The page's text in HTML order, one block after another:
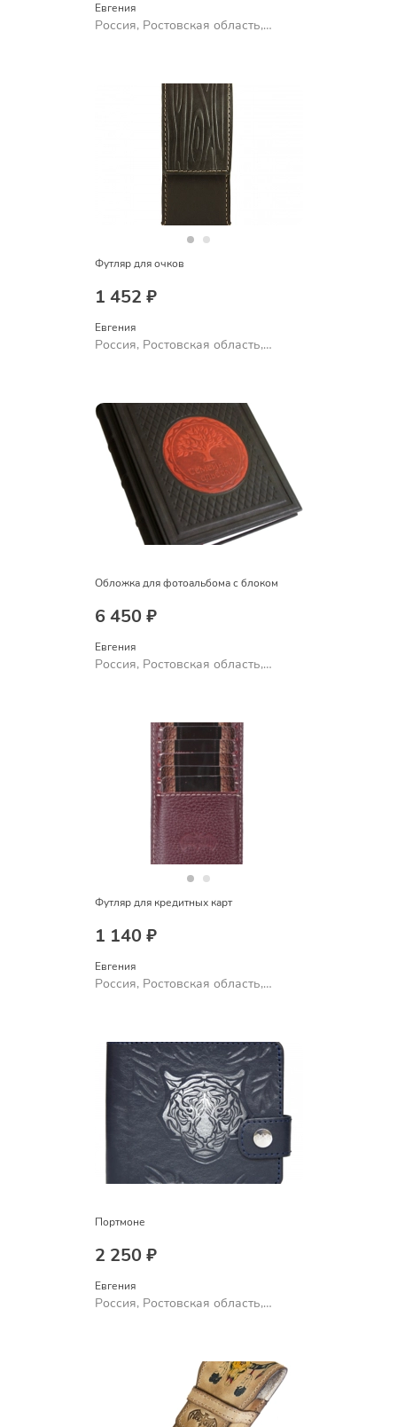
Евгения
Россия, Ростовская область,
Футляр для очков
1 452 ₽
Евгения
Россия, Ростовская область,
Обложка для фотоальбома с блоком
6 450 ₽
Евгения
Россия, Ростовская область,
Футляр для кредитных карт
1 140 ₽
Евгения
Россия, Ростовская область,
Портмоне
2 250 ₽
Евгения
Россия, Ростовская область,